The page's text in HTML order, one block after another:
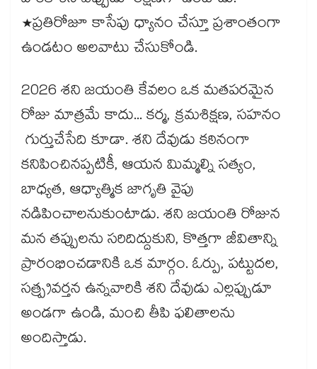
*ప్రతిరోజూ కాసేపు ధ్యానం చేస్తూ ప్రశాంతంగా
ఉండటం అలవాటు చేసుకోండి.
2026 శని జయంతి కేవలం ఒక మతపరమైన
రోజు మాత్రమే కాదు... కర్మ, క్రమశిక్షణ, సహనం
గుర్తుచేసేది కూడా. శని దేవుడు కఠినంగా
కనిపించినప్పటికీ, ఆయన మిమ్మల్ని సత్యం,
బాధ్యత, ఆధ్యాత్మిక జాగృతి వైపు
నడిపించాలనుకుంటాడు. శని జయంతి రోజున
మన తప్పులను సరిదిద్దుకుని, కొత్తగా జీవితాన్ని
ప్రారంభించడానికి ఒక మార్గం. ఓర్పు, పట్టుదల,
సత్ప్రవర్తన ఉన్నవారికి శని దేవుడు ఎల్లప్పుడూ
అండగా ఉండి, మంచి తీపి ఫలితాలను
అందిస్తాడు.